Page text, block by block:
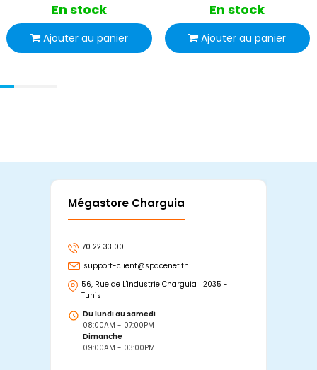
En stock
Ajouter au panier
En stock
Ajouter au panier
Mégastore Charguia
70 22 33 00
support-client@spacenet.tn
56, Rue de L'industrie Charguia I 2035 -
Tunis
Du lundi au samedi
08:00AM - 07:00PM
Dimanche
09:00AM - 03:00PM